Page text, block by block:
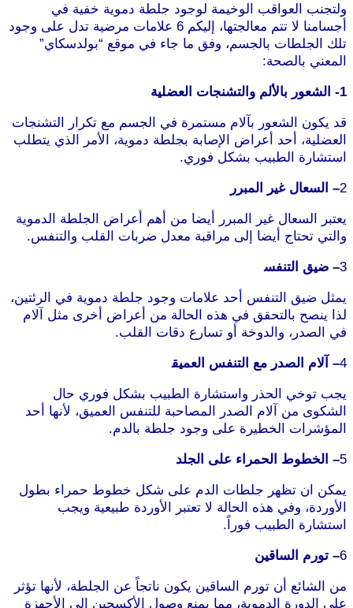
ولتجنب العواقب الوخيمة لوجود جلطة دموية خفية في
أجسامنا لا تتم معالجتها، إليكم 6 علامات مرضية تدل على وجود
تلك الجلطات بالجسم، وفق ما جاء في موقع “بولدسكاي”
المعني بالصحة:
1- الشعور بالألم والتشنجات العضلية
قد يكون الشعور بآلام مستمرة في الجسم مع تكرار التشنجات
العضلية، أحد أعراض الإصابة بجلطة دموية، الأمر الذي يتطلب
استشارة الطبيب بشكل فوري.
2– السعال غير المبرر
يعتبر السعال غير المبرر أيضا من أهم أعراض الجلطة الدموية
والتي تحتاج أيضا إلى مراقبة معدل ضربات القلب والتنفس.
3– ضيق التنفسموقع طرطوس
يمثل ضيق التنفس أحد علامات وجود جلطة دموية في الرئتين،
لذا ينصح بالتحقق في هذه الحالة من أعراض أخرى مثل آلام
في الصدر، والدوخة أو تسارع دقات القلب.
4– آلام الصدر مع التنفس العميقموقع طرطوس
يجب توخي الحذر واستشارة الطبيب بشكل فوري حال
الشكوى من آلام الصدر المصاحبة للتنفس العميق، لأنها أحد
المؤشرات الخطيرة على وجود جلطة بالدم.
5– الخطوط الحمراء على الجلد
يمكن ان تظهر جلطات الدم على شكل خطوط حمراء بطول
الأوردة، وفي هذه الحالة لا تعتبر الأوردة طبيعية ويجب
استشارة الطبيب فوراً.
6– تورم الساقين
من الشائع أن تورم الساقين يكون ناتجاً عن الجلطة، لأنها تؤثر
على الدورة الدموية، مما يمنع وصول الأكسجين إلى الأجهزة